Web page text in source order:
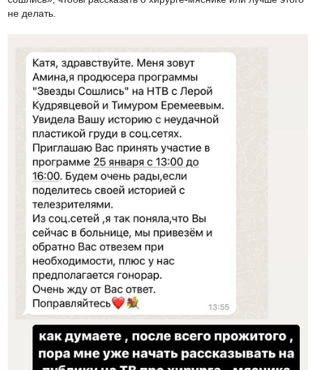
не делать.